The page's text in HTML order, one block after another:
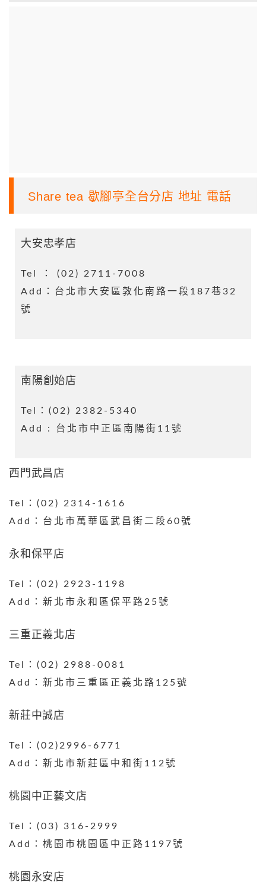
Share tea 歇腳亭全台分店 地址 電話
大安忠孝店
Tel ： (02) 2711-7008
Add：台北市大安區敦化南路一段187巷32
號
南陽創始店
Tel：(02) 2382-5340
Add : 台北市中正區南陽街11號
西門武昌店
Tel：(02) 2314-1616
Add：台北市萬華區武昌街二段60號
永和保平店
Tel：(02) 2923-1198
Add：新北市永和區保平路25號
三重正義北店
Tel：(02) 2988-0081
Add：新北市三重區正義北路125號
新莊中誠店
Tel：(02)2996-6771
Add：新北市新莊區中和街112號
桃園中正藝文店
Tel：(03) 316-2999
Add：桃園市桃園區中正路1197號
桃園永安店